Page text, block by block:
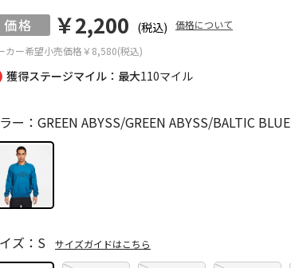
獲得ステージマイル：最大110マイル
カー希望小売価格￥8,580(税込)
￥2,200 (税込) 価格について
ー：GREEN ABYSS/GREEN ABYSS/BALTIC BLUE
ズ：S サイズガイドはこちら